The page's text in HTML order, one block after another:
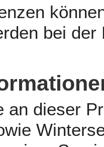
bei
an dieser